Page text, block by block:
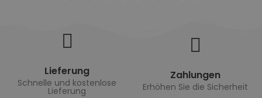
Lieferung
Schnelle und kostenlose
Lieferung
Zahlungen
Erhöhen Sie die Sicherheit